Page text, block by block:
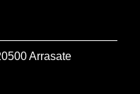
Arrasate